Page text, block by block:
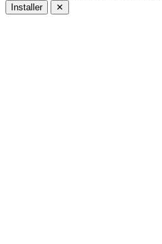
Installer ✕